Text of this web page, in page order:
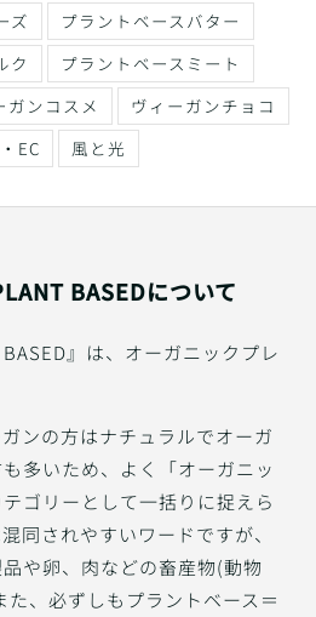
ズ
プラントベースバター
ク
プラントベースミート
ガンコスメ
ヴィーガンチョコ
EC
風と光
BASEDについて
BASED』は、オーガニックプレ
ンの方はナチュラルでオーガ
多いため、よく「オーガニッ
ゴリーとして一括りに捉えら
同されやすいワードですが、
や卵、肉などの畜産物(動物
、必ずしもプラントベース＝